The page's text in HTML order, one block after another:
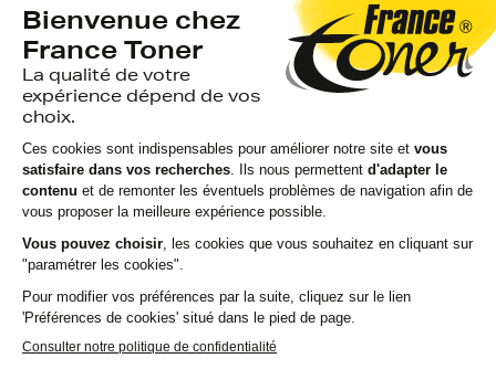
Qu'est ce qu'une cartouche compatible ?
Est ce qu'utiliser une cartouche compatible risque
d'abimer mon imprimante ?
garantie ?
FranceToner, le spécialiste des toners au
meilleur prix pour votre imprimante